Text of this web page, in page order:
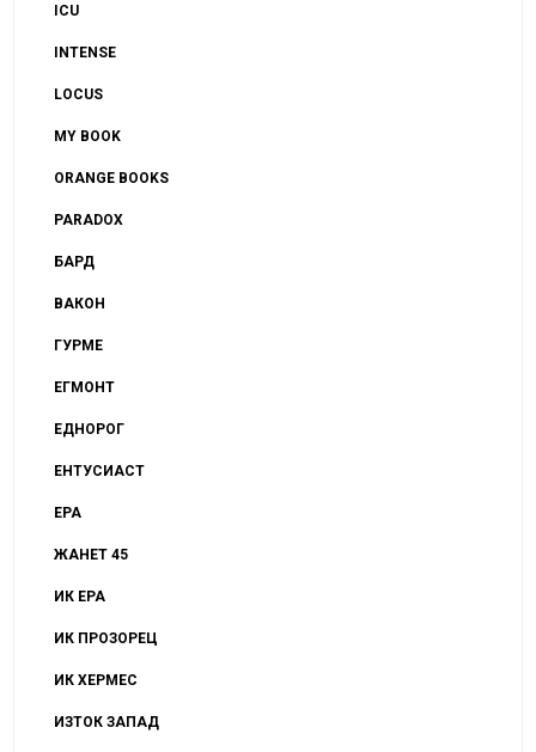
ICU
INTENSE
LOCUS
MY BOOK
ORANGE BOOKS
PARADOX
БАРД
ВАКОН
ГУРМЕ
ЕГМОНТ
ЕДНОРОГ
ЕНТУСИАСТ
ЕРА
ЖАНЕТ 45
ИК ЕРА
ИК ПРОЗОРЕЦ
ИК ХЕРМЕС
ИЗТОК ЗАПАД